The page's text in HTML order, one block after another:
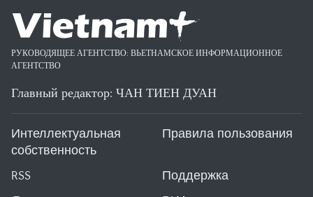
РУКОВОДЯЩЕЕ АГЕНТСТВО: ВЬЕТНАМСКОЕ ИНФОРМАЦИОННОЕ
АГЕНТСТВО
Главный редактор: ЧАН ТИЕН ДУАН
Интеллектуальная
собственность
Правила пользования
RSS
Поддержка